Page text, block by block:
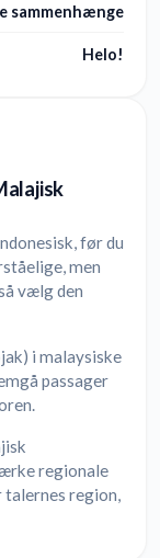
sammenhænge
Helo!
før du
men
vælg den
i malaysiske
passager
regionale
talernes region,